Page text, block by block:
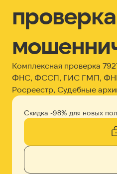
Комплексная проверка
ФНС, ФССП, ГИС ГМП, ФНП
Росреестр, Судебные
Скидка -98% для новых